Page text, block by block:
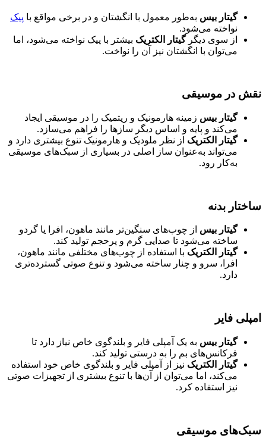
گیتار بیس به‌طور معمول با انگشتان و در برخی مواقع با پیک
نواخته می‌شود.
از سوی دیگرگیتار الکتریک بیشتر با پیک نواخته می‌شود، اما
می‌توان با انگشتان نیز آن را نواخت.
نقش در موسیقی
گیتار بیس زمینه هارمونیک و ریتمیک را در موسیقی ایجاد
می‌کند و پایه و اساس دیگر سازها را فراهم می‌سازد.
گیتار الکتریک از نظر ملودیک و هارمونیک تنوع بیشتری دارد و
می‌تواند به‌عنوان ساز اصلی در بسیاری از سبک‌های موسیقی
به‌کار رود.
ساختار بدنه
گیتار بیس از چوب‌های سنگین‌تر مانند ماهون، افرا یا گردو
ساخته می‌شود تا صدایی گرم و پرحجم تولید کند.
گیتار الکتریک با استفاده از چوب‌های مختلفی مانند ماهون،
افرا، سرو و چنار ساخته می‌شود و تنوع صوتی گسترده‌تری
دارد.
امپلی فایر
گیتار بیس به یک آمپلی فایر و بلندگوی خاص نیاز دارد تا
فرکانس‌های بم را به درستی تولید کند.
گیتار الکتریک نیز از آمپلی فایر و بلندگوی خاص خود استفاده
می‌کند، اما می‌توان از آن‌ها با تنوع بیشتری از تجهیزات صوتی
نیز استفاده کرد.
سبک‌های موسیقی